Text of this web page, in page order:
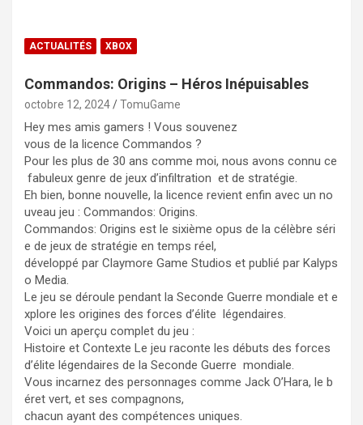
ACTUALITÉS XBOX
Commandos: Origins – Héros Inépuisables
octobre 12, 2024 TomuGame
Hey mes amis gamers ! Vous souvenez
vous de la licence Commandos ?
Pour les plus de 30 ans comme moi, nous avons connu ce
fabuleux genre de jeux d’infiltration et de stratégie.
Eh bien, bonne nouvelle, la licence revient enfin avec un no
uveau jeu : Commandos: Origins.
Commandos: Origins est le sixième opus de la célèbre séri
e de jeux de stratégie en temps réel,
développé par Claymore Game Studios et publié par Kalyps
o Media.
Le jeu se déroule pendant la Seconde Guerre mondiale et e
xplore les origines des forces d’élite légendaires.
Voici un aperçu complet du jeu :
Histoire et Contexte Le jeu raconte les débuts des forces
d’élite légendaires de la Seconde Guerre mondiale.
Vous incarnez des personnages comme Jack O’Hara, le b
éret vert, et ses compagnons,
chacun ayant des compétences uniques.